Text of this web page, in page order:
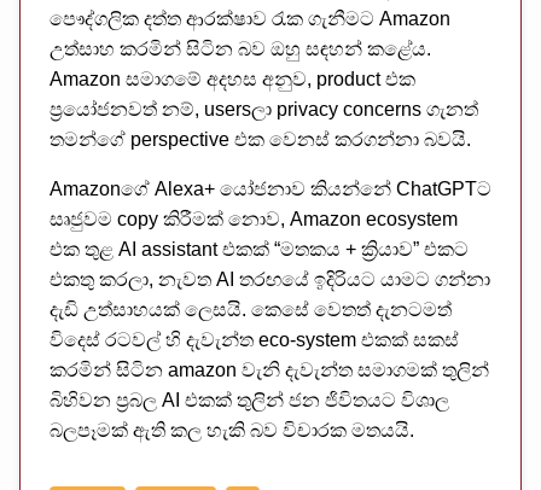
පෞද්ගලික දත්ත ආරක්ෂාව රැක ගැනීමට Amazon
උත්සාහ කරමින් සිටින බව ඔහු සඳහන් කළේය.
Amazon සමාගමේ අදහස අනුව, product එක
ප්‍රයෝජනවත් නම්, usersලා privacy concerns ගැනත්
තමන්ගේ perspective එක වෙනස් කරගන්නා බවයි.
Amazonගේ Alexa+ යෝජනාව කියන්නේ ChatGPTට
සෘජුවම copy කිරීමක් නොව, Amazon ecosystem
එක තුළ AI assistant එකක් “මතකය + ක්‍රියාව” එකට
එකතු කරලා, නැවත AI තරඟයේ ඉදිරියට යාමට ගන්නා
දැඩි උත්සාහයක් ලෙසයි. කෙසේ වෙතත් දැනටමත්
විදෙස් රටවල් හි දැවැන්ත eco-system එකක් සකස්
කරමින් සිටින amazon වැනි දැවැන්ත සමාගමක් තුලින්
බිහිවන ප්‍රබල AI එකක් තුලින් ජන ජිවිතයට විශාල
බලපෑමක් ඇති කල හැකි බව විචාරක මතයයි.